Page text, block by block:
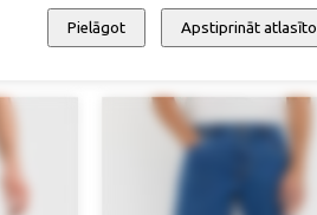
Pielāgot Apstiprināt atlasīto